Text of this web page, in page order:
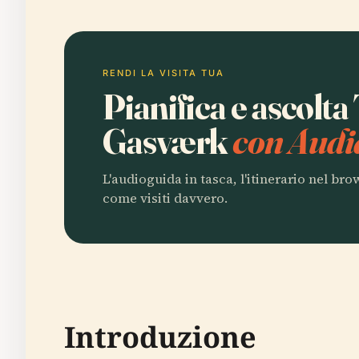
RENDI LA VISITA TUA
Pianifica e
Gasværkcon
L'audioguida in tasca, l'itinerario nel
come visiti davvero.
Introduzione